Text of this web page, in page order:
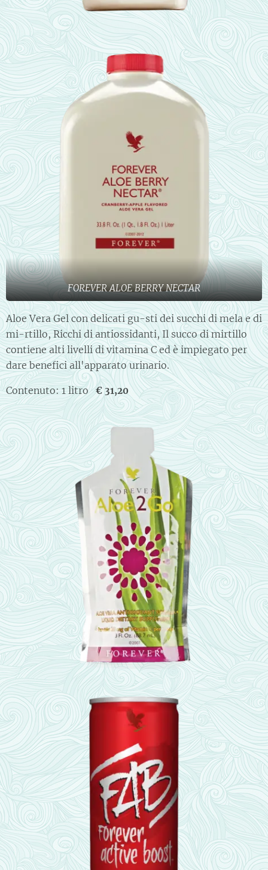
FOREVER ALOE BERRY NECTAR
Aloe Vera Gel con delicati gu-sti dei succhi di mela e di
mi-rtillo, Ricchi di antiossidanti, Il succo di mirtillo
contiene alti livelli di vitamina C ed è impiegato per
dare benefici all'apparato urinario.
Contenuto: 1 litro€ 31,20